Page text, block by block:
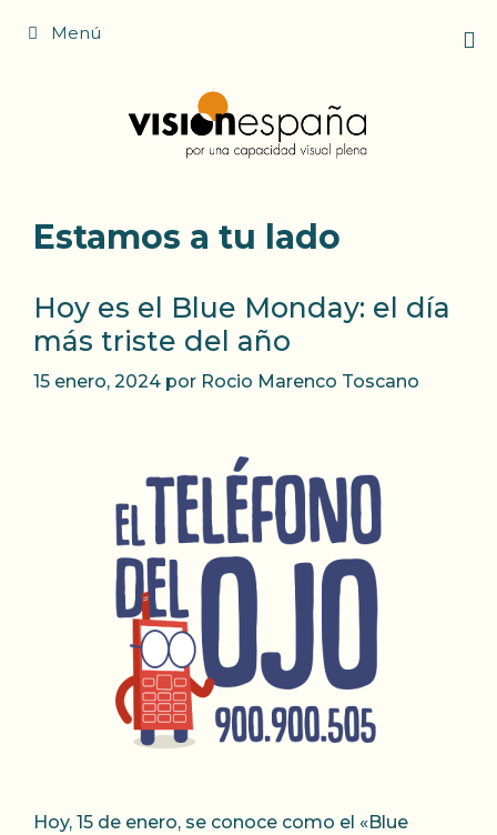
Menú
Estamos a tu lado
Hoy es el Blue Monday: el día
más triste del año
15 enero, 2024 por Rocio Marenco Toscano
Hoy, 15 de enero, se conoce como el «Blue